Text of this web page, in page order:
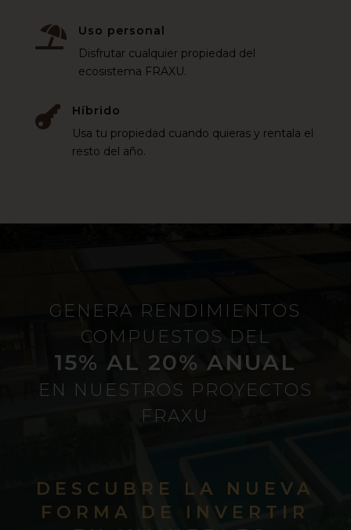

Uso personal
Disfrutar cualquier propiedad del
ecosistema FRAXU.

Híbrido
Usa tu propiedad cuando quieras y rentala el
resto del año.
GENERA RENDIMIENTOS
COMPUESTOS DEL
15% AL 20% ANUAL
EN NUESTROS PROYECTOS
FRAXU
DESCUBRE LA NUEVA
FORMA DE INVERTIR